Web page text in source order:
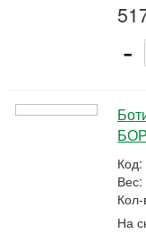
-
Код:
Вес:
Кол-
На